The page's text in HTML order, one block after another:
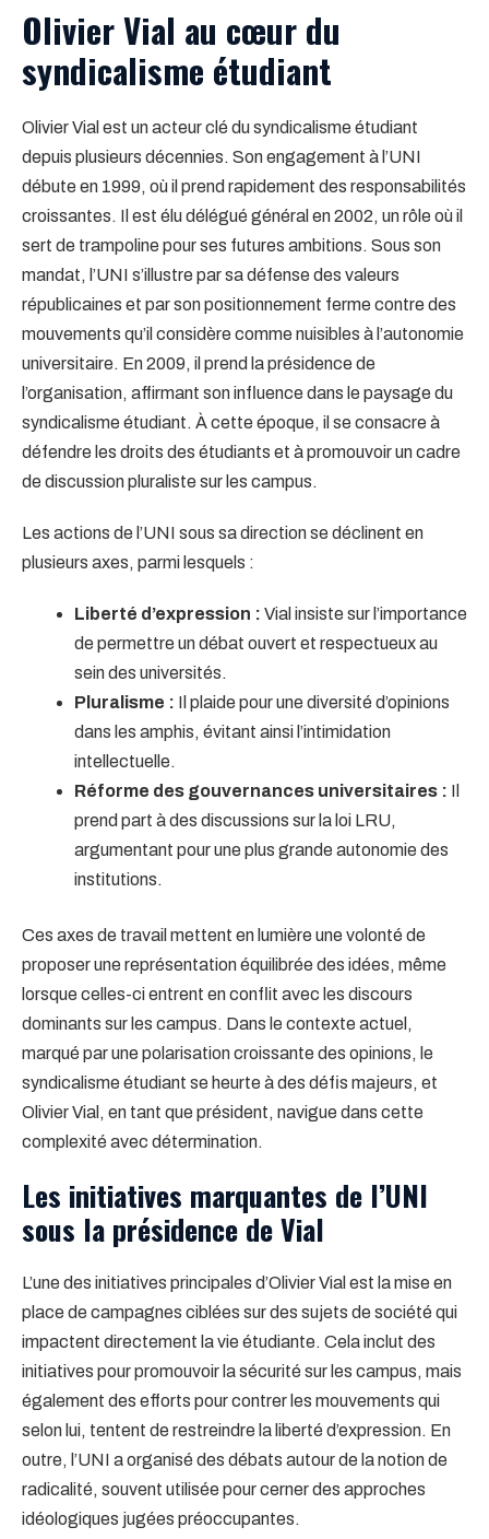
Olivier Vial au cœur du
syndicalisme étudiant
Olivier Vial est un acteur clé du syndicalisme étudiant
depuis plusieurs décennies. Son engagement à l’UNI
débute en 1999, où il prend rapidement des responsabilités
croissantes. Il est élu délégué général en 2002, un rôle où il
sert de trampoline pour ses futures ambitions. Sous son
mandat, l’UNI s’illustre par sa défense des valeurs
républicaines et par son positionnement ferme contre des
mouvements qu’il considère comme nuisibles à l’autonomie
universitaire. En 2009, il prend la présidence de
l’organisation, affirmant son influence dans le paysage du
syndicalisme étudiant. À cette époque, il se consacre à
défendre les droits des étudiants et à promouvoir un cadre
de discussion pluraliste sur les campus.
Les actions de l’UNI sous sa direction se déclinent en
plusieurs axes, parmi lesquels :
Liberté d’expression : Vial insiste sur l’importance
de permettre un débat ouvert et respectueux au
sein des universités.
Pluralisme : Il plaide pour une diversité d’opinions
dans les amphis, évitant ainsi l’intimidation
intellectuelle.
Réforme des gouvernances universitaires : Il
prend part à des discussions sur la loi LRU,
argumentant pour une plus grande autonomie des
institutions.
Ces axes de travail mettent en lumière une volonté de
proposer une représentation équilibrée des idées, même
lorsque celles-ci entrent en conflit avec les discours
dominants sur les campus. Dans le contexte actuel,
marqué par une polarisation croissante des opinions, le
syndicalisme étudiant se heurte à des défis majeurs, et
Olivier Vial, en tant que président, navigue dans cette
complexité avec détermination.
Les initiatives marquantes de l’UNI
sous la présidence de Vial
L’une des initiatives principales d’Olivier Vial est la mise en
place de campagnes ciblées sur des sujets de société qui
impactent directement la vie étudiante. Cela inclut des
initiatives pour promouvoir la sécurité sur les campus, mais
également des efforts pour contrer les mouvements qui
selon lui, tentent de restreindre la liberté d’expression. En
outre, l’UNI a organisé des débats autour de la notion de
radicalité, souvent utilisée pour cerner des approches
idéologiques jugées préoccupantes.